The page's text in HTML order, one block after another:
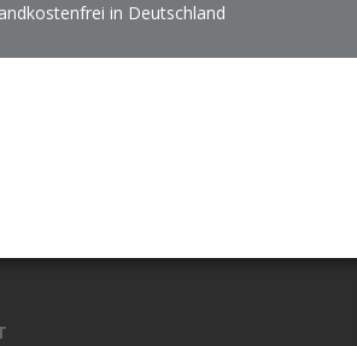
in Deutschland